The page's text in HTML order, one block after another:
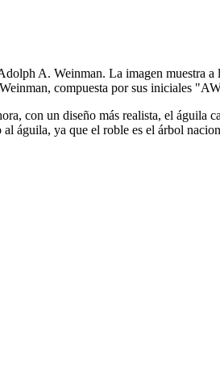
A. Weinman. La imagen muestra
compuesta por sus iniciales
con un diseño más realista, el águila
águila, ya que el roble es el árbol